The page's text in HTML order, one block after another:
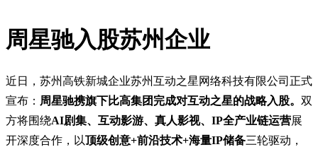
周星驰入股苏州企业
近日，苏州高铁新城企业苏州互动之星网络科技有限公司正式
宣布： 周星驰携旗下比高集团完成对互动之星的战略入股。 双
方将围绕AI剧集、互动影游、真人影视、IP全产业链运营展
开深度合作，以顶级创意+前沿技术+海量IP储备三轮驱动，